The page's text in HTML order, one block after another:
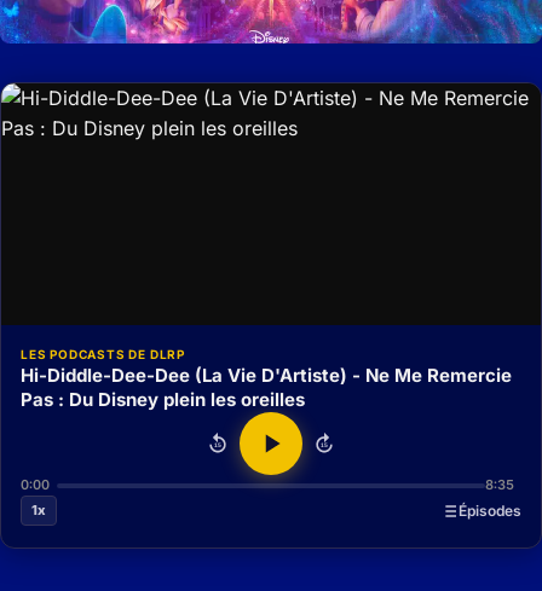
LES PODCASTS DE DLRP
Hi-Diddle-Dee-Dee (La Vie D'Artiste) - Ne Me Remercie
Pas : Du Disney plein les oreilles
15 15
0:00
8:35
1x
Épisodes